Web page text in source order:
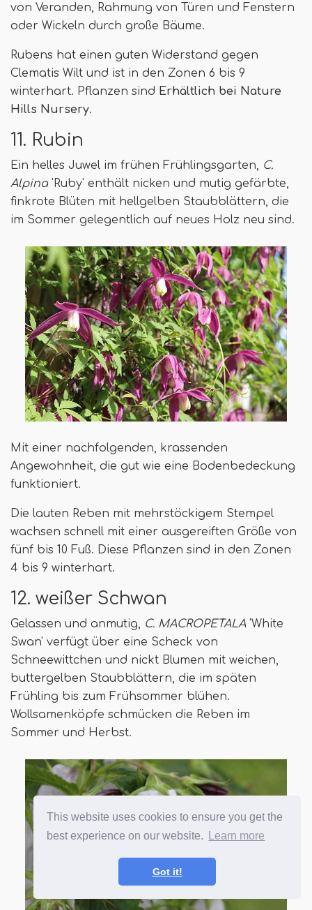
This website uses cookies to ensure you get the
best experience on our website.
Learn more
Got it!
von Veranden, Rahmung von Türen und Fenstern
oder Wickeln durch große Bäume.
Rubens hat einen guten Widerstand gegen
Clematis Wilt und ist in den Zonen 6 bis 9
winterhart. Pflanzen sind Erhältlich bei Nature
Hills Nursery.
11. Rubin
Ein helles Juwel im frühen Frühlingsgarten, C.
Alpina 'Ruby' enthält nicken und mutig gefärbte,
finkrote Blüten mit hellgelben Staubblättern, die
im Sommer gelegentlich auf neues Holz neu sind.
Mit einer nachfolgenden, krassenden
Angewohnheit, die gut wie eine Bodenbedeckung
funktioniert.
Die lauten Reben mit mehrstöckigem Stempel
wachsen schnell mit einer ausgereiften Größe von
fünf bis 10 Fuß. Diese Pflanzen sind in den Zonen
4 bis 9 winterhart.
12. weißer Schwan
Gelassen und anmutig, C. MACROPETALA 'White
Swan' verfügt über eine Scheck von
Schneewittchen und nickt Blumen mit weichen,
buttergelben Staubblättern, die im späten
Frühling bis zum Frühsommer blühen.
Wollsamenköpfe schmücken die Reben im
Sommer und Herbst.